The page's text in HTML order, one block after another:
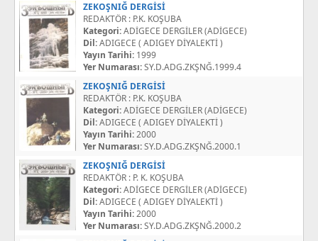
ZEKOŞNIĞ DERGİSİ
REDAKTÖR : P.K. KOŞUBA
Kategori:ADİGECE DERGİLER (ADİGECE)
Dil:ADIGECE ( ADIGEY DİYALEKTİ )
Yayın Tarihi: 1999
Yer Numarası:SY.D.ADG.ZKŞNĞ.1999.4
ZEKOŞNIĞ DERGİSİ
REDAKTÖR : P.K. KOŞUBA
Kategori:ADİGECE DERGİLER (ADİGECE)
Dil:ADIGECE ( ADIGEY DİYALEKTİ )
Yayın Tarihi:2000
Yer Numarası:SY.D.ADG.ZKŞNĞ.2000.1
ZEKOŞNIĞ DERGİSİ
REDAKTÖR : P. K. KOŞUBA
Kategori:ADİGECE DERGİLER (ADİGECE)
Dil:ADIGECE ( ADIGEY DİYALEKTİ )
Yayın Tarihi:2000
Yer Numarası:SY.D.ADG.ZKŞNĞ.2000.2